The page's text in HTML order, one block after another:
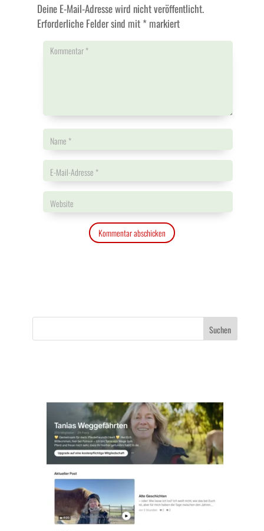
Deine E-Mail-Adresse wird nicht veröffentlicht.
Erforderliche Felder sind mit *markiert
Kommentar abschicken
Suchen